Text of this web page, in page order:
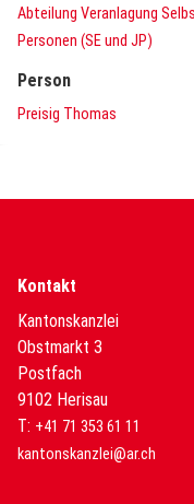
Abteilung Veranlagung
Personen (SE und JP)
Person
Preisig Thomas
Kontakt
Kantonskanzlei
Obstmarkt 3
Postfach
9102 Herisau
T: +41 71 353 61 11
kantonskanzlei@ar.ch